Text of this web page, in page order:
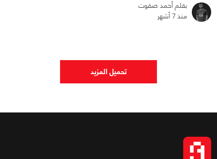
0
بقلم أحمد صفوت
منذ 7 أشهر
تحميل المزيد